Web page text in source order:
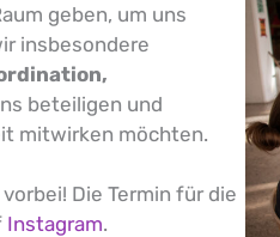
geben, um uns
insbesondere
beteiligen und
mitwirken möchten.
Die Termin für die
Instagram.